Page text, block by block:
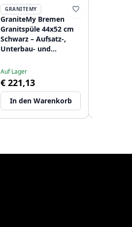
GRANITEMY
GraniteMy Bremen
Granitspüle 44x52 cm
Schwarz – Aufsatz-,
Unterbau- und
Armaturenbank und
Edelstahlstopfen
1208953861
Auf Lager
€ 221,13
In den Warenkorb